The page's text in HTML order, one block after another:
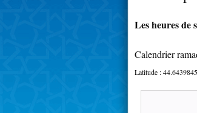
Les heures de
Calendrier
Latitude :44.6439845